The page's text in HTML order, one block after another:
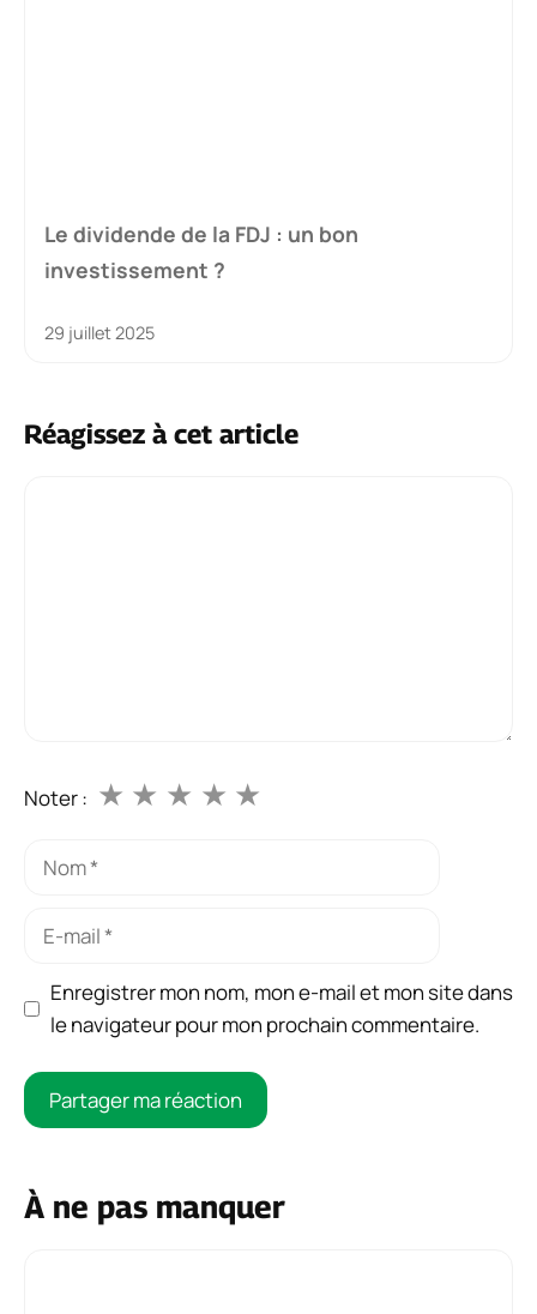
Le dividende de la FDJ : un bon
investissement ?
29 juillet 2025
Réagissez à cet article
Noter : ★
★
★
★
★
Nom
Enregistrer mon nom, mon e-mail et mon site dans
le navigateur pour mon prochain commentaire.
À ne pas manquer